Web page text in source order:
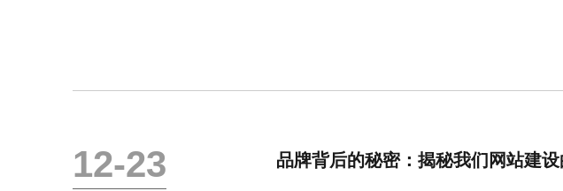
12-23 品牌背后的秘密：揭秘我们网站建